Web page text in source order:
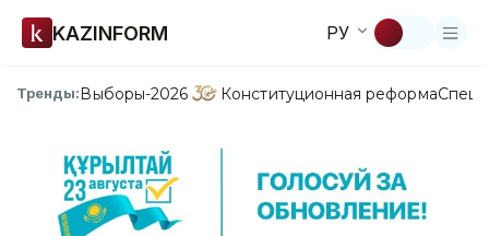
KAZINFORM РУ
Тренды:Выборы-2026 Конституционная реформа